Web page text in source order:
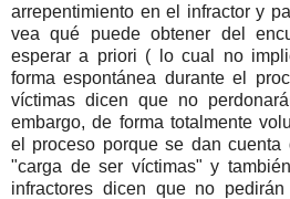
arrepentimiento en el infractor y
vea qué puede obtener del
esperar a priori ( lo cual no
forma espontánea durante el
víctimas dicen que no
embargo, de forma totalmente
el proceso porque se dan
"carga de ser víctimas" y
infractores dicen que no